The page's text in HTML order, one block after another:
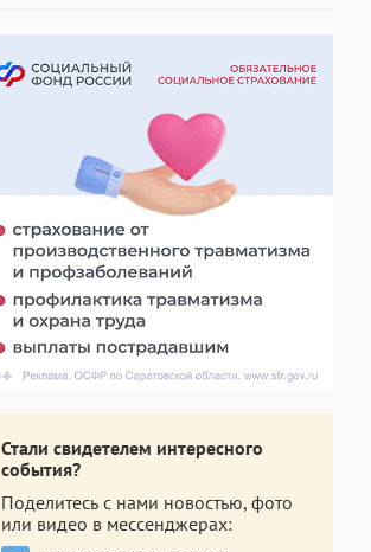
Стали свидетелем интересного
события?
Поделитесь с нами новостью, фото
или видео в мессенджерах: